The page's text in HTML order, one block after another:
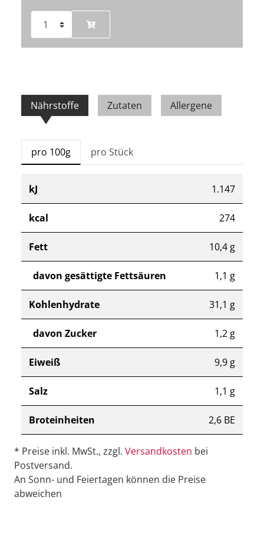
Nährstoffe Zutaten Allergene
pro 100g pro Stück
kJ 1.147
kcal 274
Fett 10,4 g
davon gesättigte Fettsäuren 1,1 g
Kohlenhydrate 31,1 g
davon Zucker 1,2 g
Eiweiß 9,9 g
Salz 1,1 g
Broteinheiten 2,6 BE
* Preise inkl. MwSt., zzgl. Versandkosten bei
Postversand.
An Sonn- und Feiertagen können die Preise
abweichen